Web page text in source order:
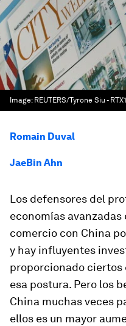
Image: REUTERS/Tyrone Siu -
Romain Duval
JaeBin Ahn
Los defensores del
economías
comercio con China
y hay influyentes
proporcionado ciertos
esa postura. Pero los
China muchas veces
ellos es un mayor